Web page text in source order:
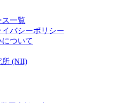
ス一覧
バシーポリシー
ついて
所 (NII)